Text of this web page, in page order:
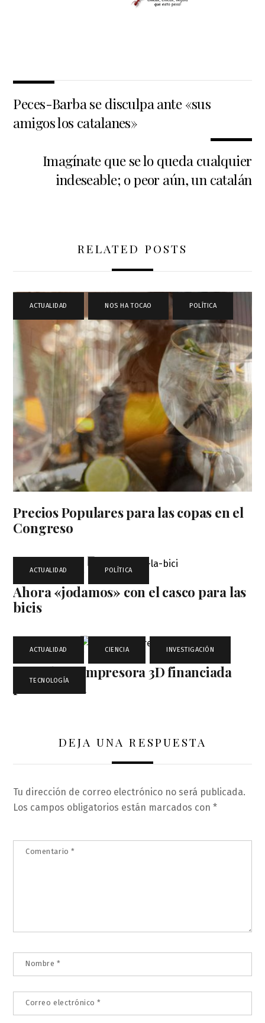
Peces-Barba se disculpa ante «sus
amigos los catalanes»
Imagínate que se lo queda cualquier
indeseable; o peor aún, un catalán
RELATED POSTS
ACTUALIDAD NOS HA TOCAO , POLÍTICA
Precios Populares para las copas en el
Congreso
ACTUALIDAD POLÍTICA
Ahora «jodamos» con el casco para las
bicis
ACTUALIDAD CIENCIA INVESTIGACIÓN
TECNOLOGÍA
Comida en impresora 3D financiada
por la NASA
DEJA UNA RESPUESTA
Tu dirección de correo electrónico no será publicada.
Los campos obligatorios están marcados con*
Comentario*
Nombre *
Correo electrónico*